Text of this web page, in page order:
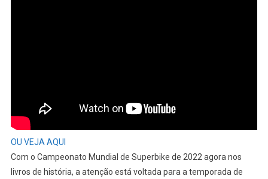
OU VEJA AQUI
Com o Campeonato Mundial de Superbike de 2022 agora nos
livros de história, a atenção está voltada para a temporada de